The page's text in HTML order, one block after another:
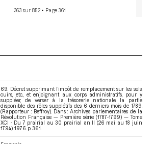
363 sur 852 • Page 361
69. Décret supprimant l’impôt de remplacement sur les sels,
cuirs, etc., et enjoignant aux corps administratifs, pour y
suppléer, de verser à la trésorerie nationale la partie
disponible des rôles supplétifs des 6 derniers mois de 1789.
(Rapporteur : Beffroy). Dans : Archives parlementaires de la
Révolution Française — Première série (1787-1799) — Tome
XCI - Du 7 prairial au 30 prairial an II (26 mai au 18 juin
1794) . 1976. p. 361.